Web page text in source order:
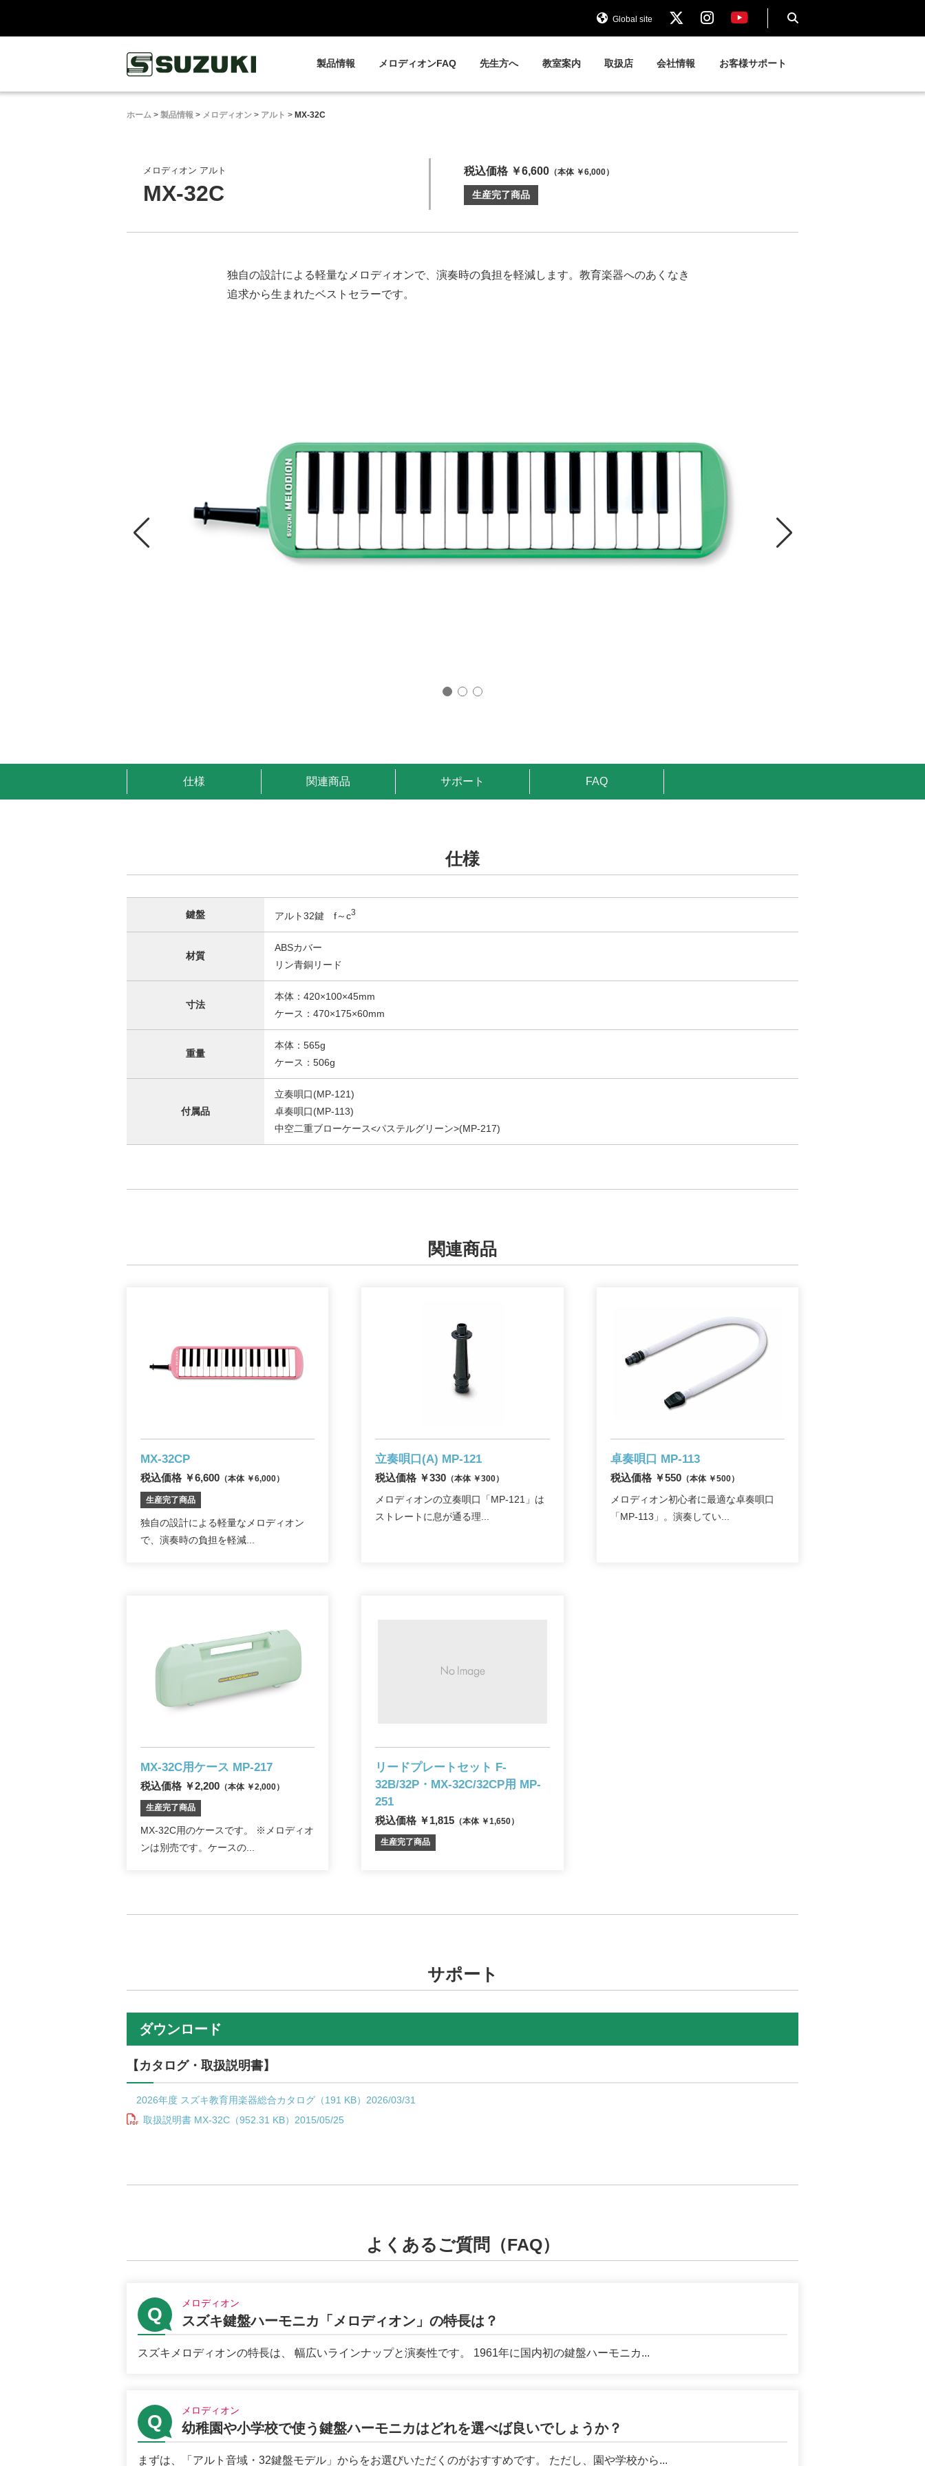
Global site
製品情報 メロディオンFAQ 先生方へ 教室案内 取扱店 会社情報 お客様サポート
ホーム > 製品情報 > メロディオン > アルト > MX-32C
メロディオン アルト
MX-32C
税込価格 ￥6,600 （本体 ￥6,000）
生産完了商品
独自の設計による軽量なメロディオンで、演奏時の負担を軽減します。教育楽器へのあくなき
追求から生まれたベストセラーです。
仕様 関連商品 サポート FAQ
仕様
鍵盤 アルト32鍵 f～c3
材質
ABSカバー
リン青銅リード
寸法
本体：420×100×45mm
ケース：470×175×60mm
重量
本体：565g
ケース：506g
付属品
立奏唄口(MP-121)
卓奏唄口(MP-113)
中空二重ブローケース<パステルグリーン>(MP-217)
関連商品
MX-32CP
税込価格 ￥6,600 （本体 ￥6,000）
生産完了商品
独自の設計による軽量なメロディオン
で、演奏時の負担を軽減...
立奏唄口(A) MP-121
税込価格 ￥330 （本体 ￥300）
メロディオンの立奏唄口「MP-121」は
ストレートに息が通る理...
卓奏唄口 MP-113
税込価格 ￥550（本体 ￥500）
メロディオン初心者に最適な卓奏唄口
「MP-113」。演奏してい...
MX-32C用ケース MP-217
税込価格 ￥2,200 （本体 ￥2,000）
生産完了商品
MX-32C用のケースです。 ※メロディオ
ンは別売です。ケースの...
リードプレートセット F-
32B/32P・ MX-32C/32CP用 MP-
251
税込価格 ￥1,815 （本体 ￥1,650）
生産完了商品
サポート
ダウンロード
【カタログ・取扱説明書】
2026年度 スズキ教育用楽器総合カタログ（191 KB）2026/03/31
取扱説明書 MX-32C（952.31 KB）2015/05/25
よくあるご質問（FAQ）
メロディオン
スズキ鍵盤ハーモニカ「メロディオン」の特長は？
スズキメロディオンの特長は、 幅広いラインナップと演奏性です。 1961年に国内初の鍵盤ハーモニカ...
メロディオン
幼稚園や小学校で使う鍵盤ハーモニカはどれを選べば良いでしょうか？
まずは、「アルト音域・32鍵盤モデル」からをお選びいただくのがおすすめです。 ただし、園や学校から...